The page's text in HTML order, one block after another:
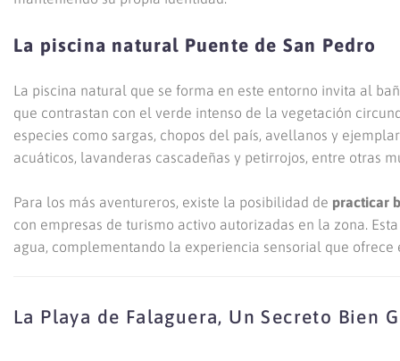
La piscina natural Puente de San Pedro
La piscina natural que se forma en este entorno invita al
que contrastan con el verde intenso de la vegetación
especies como sargas, chopos del país, avellanos y
acuáticos, lavanderas cascadeñas y petirrojos, entre otras
Para los más aventureros, existe la posibilidad de practicar
con empresas de turismo activo autorizadas en la zona.
agua, complementando la experiencia sensorial que ofrece
La Playa de Falaguera, Un Secreto Bien